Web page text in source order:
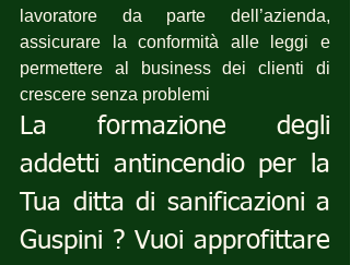
lavoratore da parte dell’azienda,
assicurare la conformità alle leggi e
permettere al business dei clienti di
crescere senza problemi
La formazione degli
addetti antincendio per la
Tua ditta di sanificazioni a
Guspini ? Vuoi approfittare